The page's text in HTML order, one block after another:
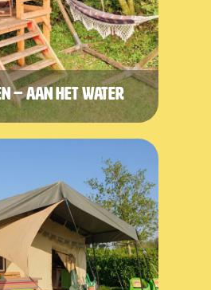
– aan het water